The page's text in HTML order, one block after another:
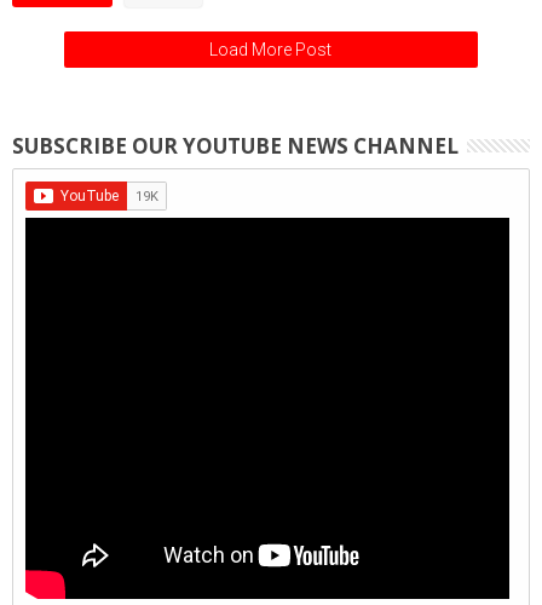
Load More Post
SUBSCRIBE OUR YOUTUBE NEWS CHANNEL